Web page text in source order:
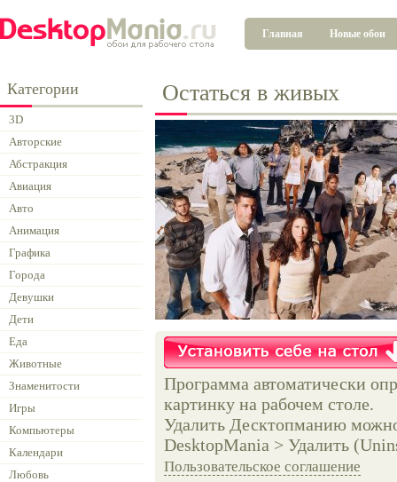
Главная Новые обои
Категории
3D
Авторские
Абстракция
Авиация
Авто
Анимация
Графика
Города
Девушки
Дети
Еда
Животные
Знаменитости
Игры
Компьютеры
Календари
Любовь
Остаться в живых
Программа автоматически
картинку на рабочем столе.
Удалить Десктопманию
DesktopMania > Удалить
Пользовательское соглашение